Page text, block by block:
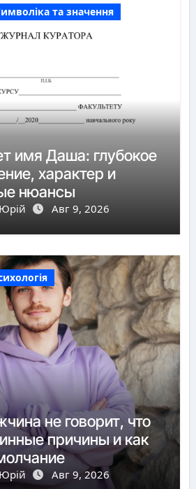
та значення
имя Даша: глубокое
характер и
нюансы
Авг 9, 2026
не говорит, что
причины и как
Авг 9, 2026